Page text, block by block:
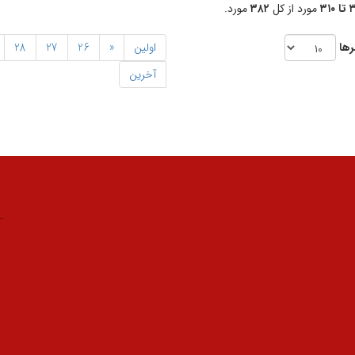
مورد از کل ۳۸۲مورد.
اولین «
26
27
28
آخرین